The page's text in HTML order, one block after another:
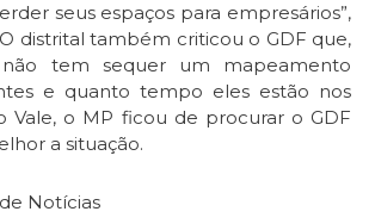
seus espaços para empresários”,
distrital também criticou o GDF que,
tem sequer um mapeamento
e quanto tempo eles estão nos
Vale, o MP ficou de procurar o GDF
a situação.
Notícias